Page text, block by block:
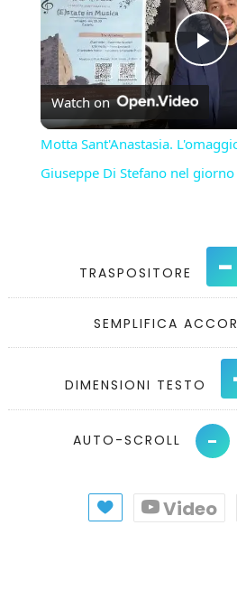
Watch on
Motta Sant'Anastasia.
Giuseppe Di Stefano nel
TRASPOSITORE -
SEMPLIFICA
DIMENSIONI TESTO
AUTO-SCROLL -
Video